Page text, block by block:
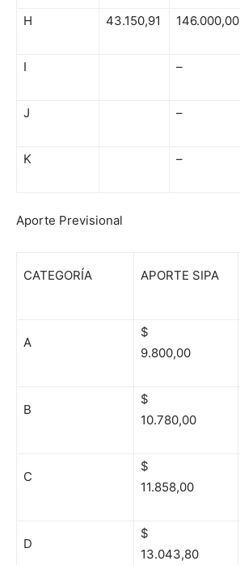
H 43.150,91 146.000,00
I –
J –
K –
Aporte Previsional
CATEGORÍA APORTE SIPA
A
$
9.800,00
B
$
10.780,00
C
$
11.858,00
D
$
13.043,80